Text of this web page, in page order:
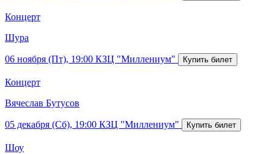
Концерт
Шура
06 ноября (Пт), 19:00 КЗЦ "Миллениум"
Концерт
Вячеслав Бутусов
05 декабря (Сб), 19:00 КЗЦ "Миллениум"
Шоу